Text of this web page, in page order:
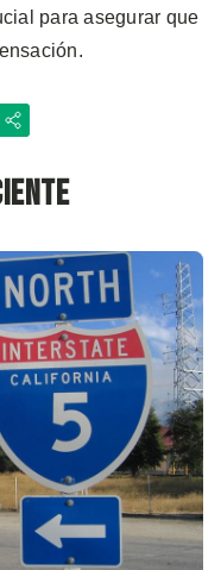
para asegurar que
Share